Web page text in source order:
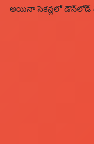
అయినా సెకన్లలో డౌన్‌లోడ్